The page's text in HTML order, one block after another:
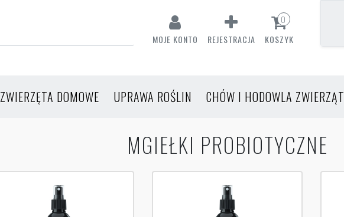
MOJE KONTO REJESTRACJA KOSZYK
0
ZWIERZĘTA DOMOWE UPRAWA ROŚLIN CHÓW I HODOWLA ZWIERZĄT
MGIEŁKI PROBIOTYCZNE